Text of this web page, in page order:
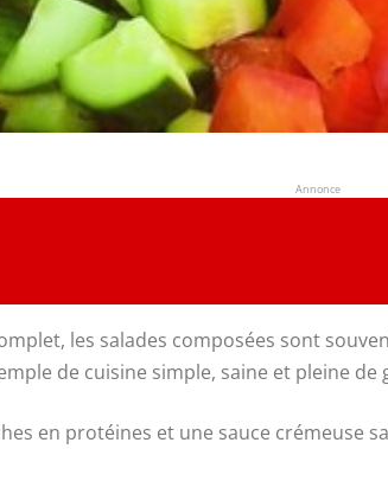
Annonce
les salades composées sont
de cuisine simple, saine et pleine de
en protéines et une sauce crémeuse